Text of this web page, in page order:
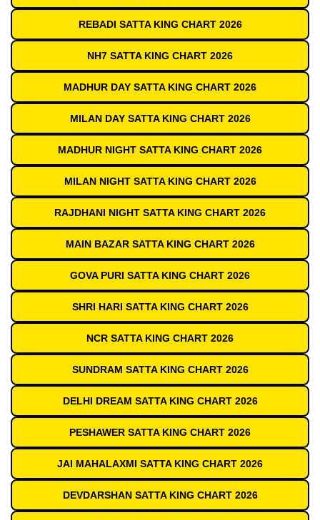
REBADI SATTA KING CHART 2026
NH7 SATTA KING CHART 2026
MADHUR DAY SATTA KING CHART 2026
MILAN DAY SATTA KING CHART 2026
MADHUR NIGHT SATTA KING CHART 2026
MILAN NIGHT SATTA KING CHART 2026
RAJDHANI NIGHT SATTA KING CHART 2026
MAIN BAZAR SATTA KING CHART 2026
GOVA PURI SATTA KING CHART 2026
SHRI HARI SATTA KING CHART 2026
NCR SATTA KING CHART 2026
SUNDRAM SATTA KING CHART 2026
DELHI DREAM SATTA KING CHART 2026
PESHAWER SATTA KING CHART 2026
JAI MAHALAXMI SATTA KING CHART 2026
DEVDARSHAN SATTA KING CHART 2026